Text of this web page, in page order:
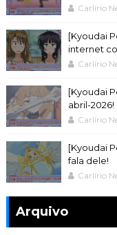
Carlírio
[Kyoudai
internet
Carlírio
[Kyoudai
abril-2026!
Carlírio
[Kyoudai
fala dele!
Carlírio
Arquivo